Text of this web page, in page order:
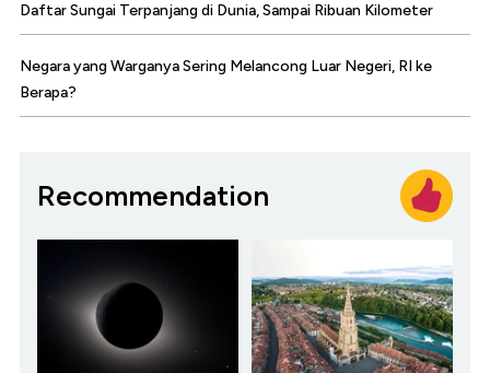
Daftar Sungai Terpanjang di Dunia, Sampai Ribuan Kilometer
Negara yang Warganya Sering Melancong Luar Negeri, RI ke
Berapa?
Recommendation